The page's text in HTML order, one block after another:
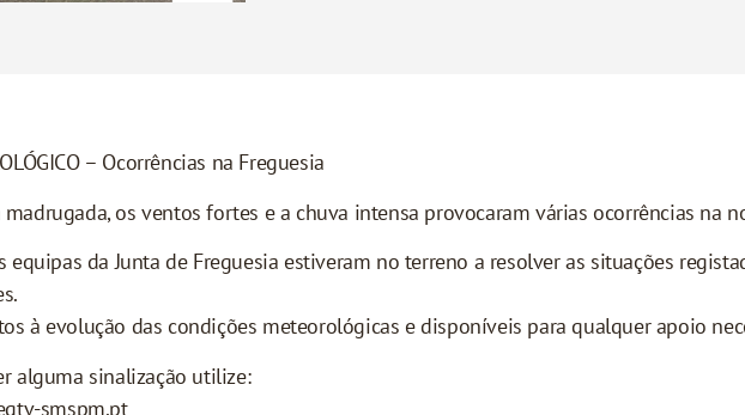
– Ocorrências na Freguesia
os ventos fortes e a chuva intensa provocaram várias ocorrências na
equipas da Junta de Freguesia estiveram no terreno a resolver as situações
à evolução das condições meteorológicas e disponíveis para qualquer apoio
alguma sinalização utilize:
smspm.pt